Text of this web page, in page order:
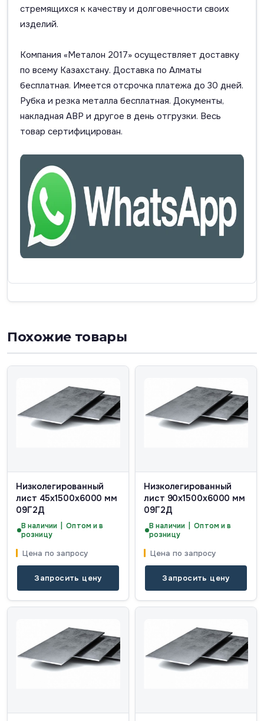
стремящихся к качеству и долговечности своих
изделий.
Компания «Металон 2017» осуществляет доставку
по всему Казахстану. Доставка по Алматы
бесплатная. Имеется отсрочка платежа до 30 дней.
Рубка и резка металла бесплатная. Документы,
накладная АВР и другое в день отгрузки. Весь
товар сертифицирован.
Похожие товары
Низколегированный
лист 45х1500х6000 мм
09Г2Д
В наличии | Оптом и в
розницу
Цена по запросу
Запросить цену
Низколегированный
лист 90х1500х6000 мм
09Г2Д
В наличии | Оптом и в
розницу
Цена по запросу
Запросить цену